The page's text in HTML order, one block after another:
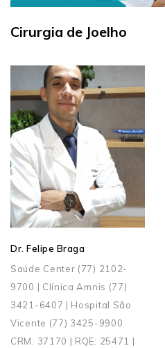
Cirurgia de Joelho
Dr. Felipe Braga
Saúde Center (77) 2102-
9700 | Clínica Amnis (77)
3421-6407 | Hospital São
Vicente (77) 3425-9900
CRM: 37170 | RQE: 25471 |